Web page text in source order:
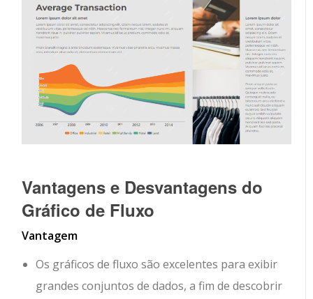
Vantagens e Desvantagens do
Gráfico de Fluxo
Vantagem
Os gráficos de fluxo são excelentes para exibir
grandes conjuntos de dados, a fim de descobrir